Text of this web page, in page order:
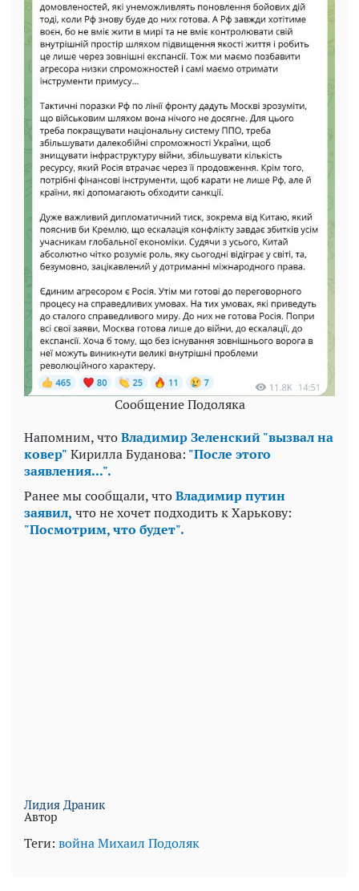
Сообщение Подоляка
Напомним, чтоВладимир Зеленский "вызвал на
ковер" Кирилла Буданова: "После этого
заявления...".
Ранее мы сообщали, чтоВладимир путин
заявил, что не хочет подходить к Харькову:
"Посмотрим, что будет".
Лидия Драник
Автор
Теги: войнаМихаил Подоляк